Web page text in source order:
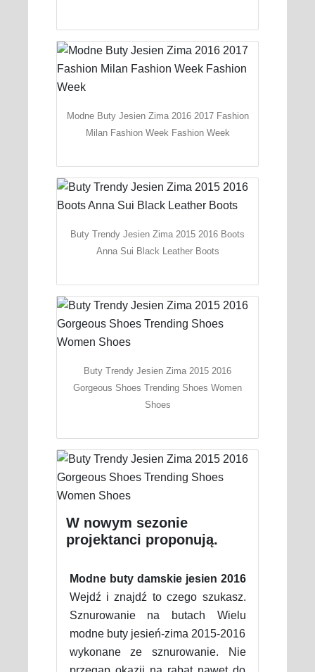
Modne Buty Jesien Zima 2016 2017 Fashion
Milan Fashion Week Fashion Week
Buty Trendy Jesien Zima 2015 2016 Boots
Anna Sui Black Leather Boots
Buty Trendy Jesien Zima 2015 2016
Gorgeous Shoes Trending Shoes Women
Shoes
W nowym sezonie
projektanci proponują.
Modne buty damskie jesien 2016
Wejdź i znajdź to czego szukasz.
Sznurowanie na butach Wielu
modne buty jesień-zima 2015-2016
wykonane ze sznurowanie. Nie